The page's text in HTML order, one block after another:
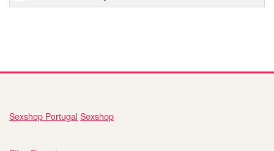
Sexshop Portugal Sexshop